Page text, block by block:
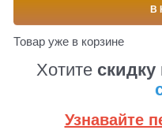
В
Товар уже в корзине
Хотите скидку
Узнавайте